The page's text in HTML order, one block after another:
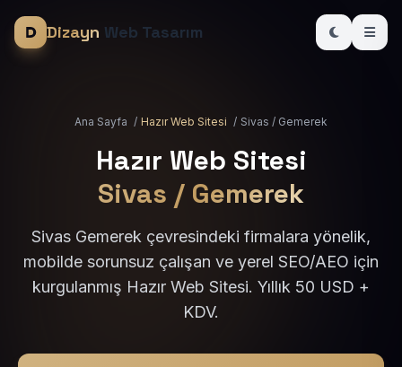
Dizayn Web Tasarım
Ana Sayfa / Hazır Web Sitesi / Sivas / Gemerek
Hazır Web Sitesi
Sivas / Gemerek
Sivas Gemerek çevresindeki firmalara yönelik,
mobilde sorunsuz çalışan ve yerel SEO/AEO için
kurgulanmış Hazır Web Sitesi. Yıllık 50 USD +
KDV.